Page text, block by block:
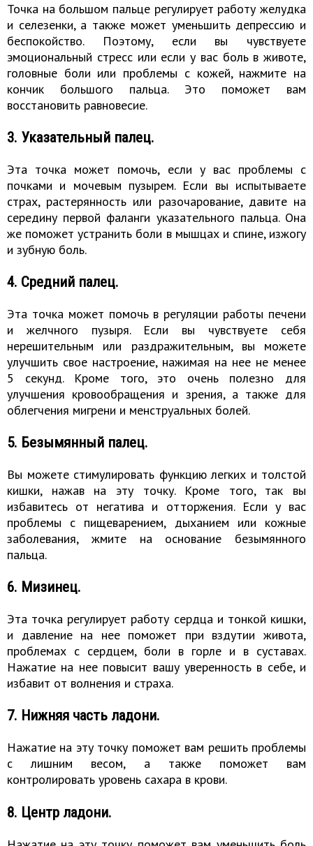
Точка на большом пальце регулирует работу желудка
и селезенки, а также может уменьшить депрессию и
беспокойство. Поэтому, если вы чувствуете
эмоциональный стресс или если у вас боль в животе,
головные боли или проблемы с кожей, нажмите на
кончик большого пальца. Это поможет вам
восстановить равновесие.
3. Указательный палец.
Эта точка может помочь, если у вас проблемы с
почками и мочевым пузырем. Если вы испытываете
страх, растерянность или разочарование, давите на
середину первой фаланги указательного пальца. Она
же поможет устранить боли в мышцах и спине, изжогу
и зубную боль.
4. Средний палец.
Эта точка может помочь в регуляции работы печени
и желчного пузыря. Если вы чувствуете себя
нерешительным или раздражительным, вы можете
улучшить свое настроение, нажимая на нее не менее
5 секунд. Кроме того, это очень полезно для
улучшения кровообращения и зрения, а также для
облегчения мигрени и менструальных болей.
5. Безымянный палец.
Вы можете стимулировать функцию легких и толстой
кишки, нажав на эту точку. Кроме того, так вы
избавитесь от негатива и отторжения. Если у вас
проблемы с пищеварением, дыханием или кожные
заболевания, жмите на основание безымянного
пальца.
6. Мизинец.
Эта точка регулирует работу сердца и тонкой кишки,
и давление на нее поможет при вздутии живота,
проблемах с сердцем, боли в горле и в суставах.
Нажатие на нее повысит вашу уверенность в себе, и
избавит от волнения и страха.
7. Нижняя часть ладони.
Нажатие на эту точку поможет вам решить проблемы
с лишним весом, а также поможет вам
контролировать уровень сахара в крови.
8. Центр ладони.